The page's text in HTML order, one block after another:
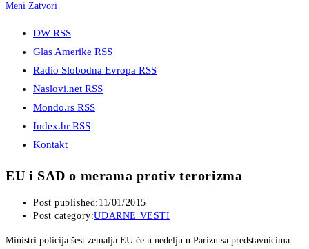
Meni Zatvori
DW RSS
Glas Amerike RSS
Radio Slobodna Evropa RSS
Naslovi.net RSS
Mondo.rs RSS
Index.hr RSS
Kontakt
EU i SAD o merama protiv terorizma
Post published: 11/01/2015
Post category:UDARNE VESTI
Ministri policija šest zemalja EU će u nedelju u Parizu sa predstavnicima